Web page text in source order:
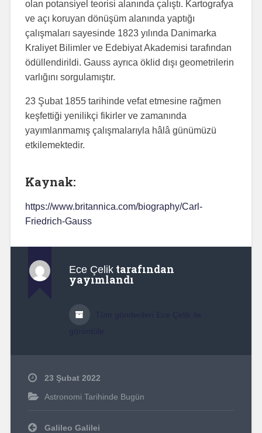
olan potansiyel teorisi alanında çalıştı. Kartografya
ve açı koruyan dönüşüm alanında yaptığı
çalışmaları sayesinde 1823 yılında Danimarka
Kraliyet Bilimler ve Edebiyat Akademisi tarafından
ödüllendirildi. Gauss ayrıca öklid dışı geometrilerin
varlığını sorgulamıştır.
23 Şubat 1855 tarihinde vefat etmesine rağmen
keşfettiği yenilikçi fikirler ve zamanında
yayımlanmamış çalışmalarıyla hâlâ günümüzü
etkilemektedir.
Kaynak:
https://www.britannica.com/biography/Carl-
Friedrich-Gauss
Ece Çeliktarafından
yayımlandı
23 Şubat 2022
Astronomi Tarihinde Bugün
YazıGalileo Galilei